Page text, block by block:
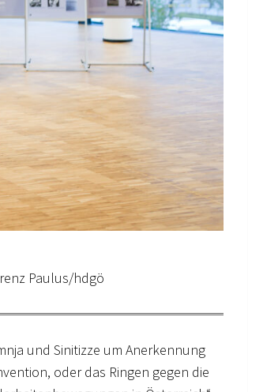
Paulus/hdgö
und Sinitizze um Anerkennung
oder das Ringen gegen die